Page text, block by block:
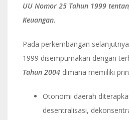
UU Nomor 25 Tahun 1999
Keuangan.
Pada perkembangan
1999 disempurnakan dengan
Tahun 2004 dimana memiliki
Otonomi daerah
desentralisasi,